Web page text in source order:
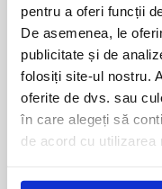
pentru a oferi funcții
De asemenea, le
publicitate și de
folosiți site-ul nostru.
oferite de dvs. sau
în care alegeți să
de acord cu utilizarea
EL ROCIO
ELCHE
FIGUERAS
FRAGA
FUENTE EL OLMO DE
FUENTIDUENA
GIBRALEON
GIRONA
GUADALAJARA